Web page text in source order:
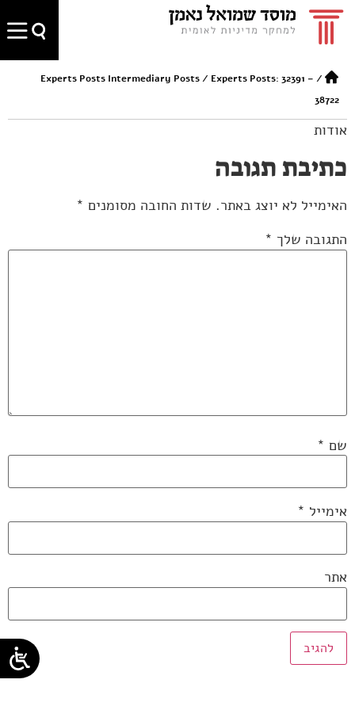
/
Experts Posts Intermediary Posts/ Experts Posts: 32391 –
38722
אודות
כתיבת תגובה
האימייל לא יוצג באתר. שדות החובה מסומנים *
התגובה שלך *
שם *
אימייל *
אתר